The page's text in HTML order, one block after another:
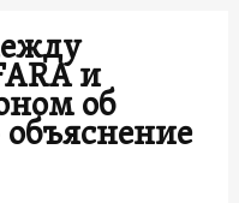
и
об